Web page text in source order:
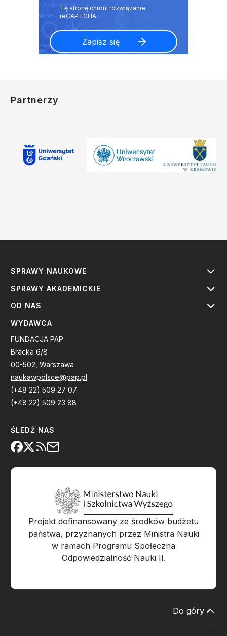
Partnerzy
SPRAWY NAUKOWE
SPRAWY AKADEMICKIE
OD NAS
WYDAWCA
FUNDACJA PAP
Bracka 6/8
00-502, Warszawa
naukawpolsce@pap.pl
(+48 22) 509 27 07
(+48 22) 509 23 88
ŚLEDŹ NAS
Projekt dofinansowany ze środków budżetu
państwa, przyznanych przez Ministra Nauki
w ramach Programu Społeczna
Odpowiedzialność Nauki II.
Do góry